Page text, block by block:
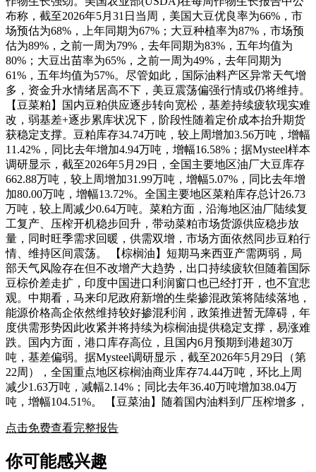
布称，截至2026年5月31日当周，美国大豆优良率为66%，市
场预估为68%，上年同期为67%；大豆种植率为87%，市场预
估为89%，之前一周为79%，去年同期为83%，五年均值为
80%；大豆出苗率为65%，之前一周为49%，去年同期为
61%，五年均值为57%。尽管如此，国际油料产区异常天气增
多，资金升水情绪居高不下，美豆震荡偏强行情或仍将维持。
【豆菜粕】国内豆粕供应逐步转向宽松，基差持续疲软现实难
改，弱基差+逐步累库状况下，阶段性随着定价成本抬升期货
获稳定支撑。豆粕库存34.74万吨，较上周增加3.56万吨，增幅
11.42%，同比去年增加4.94万吨，增幅16.58%；据Mysteel样本
调研显示，截至2026年5月29日，全国主要地区油厂大豆库存
662.88万吨，较上周增加31.99万吨，增幅5.07%，同比去年增
加80.00万吨，增幅13.72%。全国主要地区菜粕库存总计26.73
万吨，较上周减少0.64万吨。菜粕方面，沿海地区油厂陆续复
工复产、压榨开机稳步回升，带动菜粕市场货源供应稳步放
量，同时旺季需求回暖，供需双增，市场方面依然同步豆粕行
情、维持区间震荡。 【棕榈油】短期马来西亚产需两弱，局
部天气风险存在但不改增产大趋势，出口持续疲软但随着国际
豆棕价差走扩，印度中国进口利润窗口也已经打开，也不宜悲
观。中期看，马来印尼政府新增的生柴掺混政策将陆续落地，
能源价格高企依然维持较好掺混利润，政策推进暂无障碍，年
度供需形势因此收紧并将持续为棕榈油提供稳定支撑，易涨难
跌。国内方面，港口库存高位，且国内6月预期到港超30万
吨，基差偏弱。据Mysteel调研显示，截至2026年5月29日（第
22周），全国重点地区棕榈油商业库存74.44万吨，环比上周
减少1.63万吨，减幅2.14%；同比去年36.40万吨增加38.04万
吨，增幅104.51%。 【豆菜油】随着国内油料到厂压榨增多，
点击免费查看完整报告
你可能感兴趣